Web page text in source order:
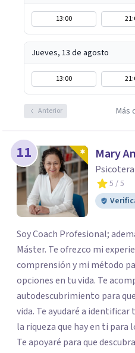
13:00
Jueves, 13 de agosto
13:00
Anterior Más
11 Mary
5 / 5
Soy Coach Profesional;
Máster. Te ofrezco mi
comprensión y mi método
opciones en tu vida. Te acompañaré en tu
autodescubrimiento para
vida. Te ayudaré a identificar tus fortalezas y a encontrar
la riqueza que hay en ti
Te apoyaré para que descubras que eres capaz de